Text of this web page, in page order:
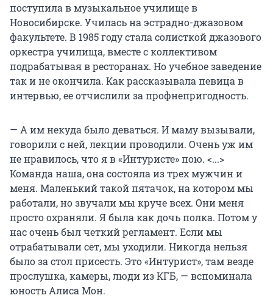
поступила в музыкальное училище в
Новосибирске. Училась на эстрадно-джазовом
факультете. В 1985 году стала солисткой джазового
оркестра училища, вместе с коллективом
подрабатывая в ресторанах. Но учебное заведение
так и не окончила. Как рассказывала певица в
интервью, ее отчислили за профнепригодность.
— А им некуда было деваться. И маму вызывали,
говорили с ней, лекции проводили. Очень уж им
не нравилось, что я в «Интуристе» пою. <...>
Команда наша, она состояла из трех мужчин и
меня. Маленький такой пятачок, на котором мы
работали, но звучали мы круче всех. Они меня
просто охраняли. Я была как дочь полка. Потом у
нас очень был четкий регламент. Если мы
отрабатывали сет, мы уходили. Никогда нельзя
было за стол присесть. Это «Интурист», там везде
прослушка, камеры, люди из КГБ, — вспоминала
юность Алиса Мон.